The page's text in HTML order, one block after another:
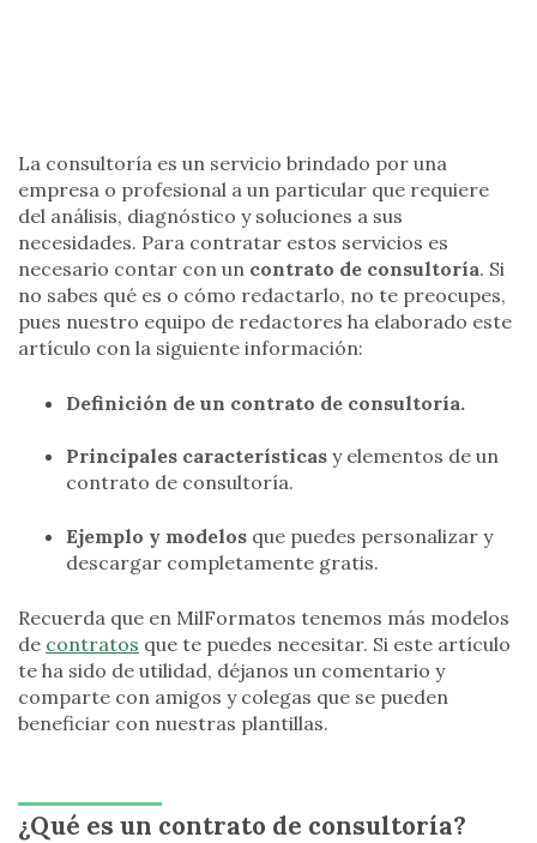
La consultoría es un servicio brindado por una
empresa o profesional a un particular que requiere
del análisis, diagnóstico y soluciones a sus
necesidades. Para contratar estos servicios es
necesario contar con un contrato de consultoría. Si
no sabes qué es o cómo redactarlo, no te preocupes,
pues nuestro equipo de redactores ha elaborado este
artículo con la siguiente información:
Definición de un contrato de consultoría.
Principales características y elementos de un
contrato de consultoría.
Ejemplo y modelos que puedes personalizar y
descargar completamente gratis.
Recuerda que en MilFormatos tenemos más modelos
de contratos que te puedes necesitar. Si este artículo
te ha sido de utilidad, déjanos un comentario y
comparte con amigos y colegas que se pueden
beneficiar con nuestras plantillas.
¿Qué es un contrato de consultoría?